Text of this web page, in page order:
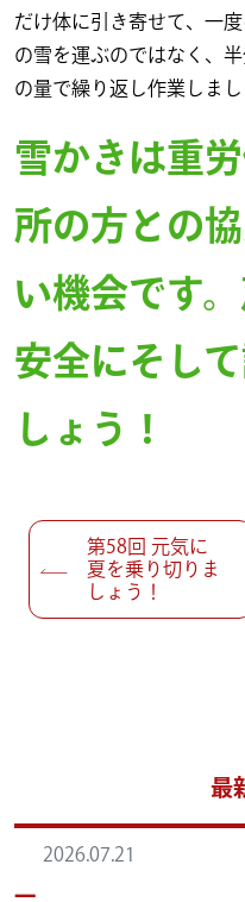
だけ体に引き寄せて、一
の雪を運ぶのではなく、
の量で繰り返し作業しまし
雪かきは重
所の方との
い機会です
安全にそし
しょう！
投稿ナビゲーショ
第58回 元気に
夏を乗り切りま
しょう！
最
2026.07.21